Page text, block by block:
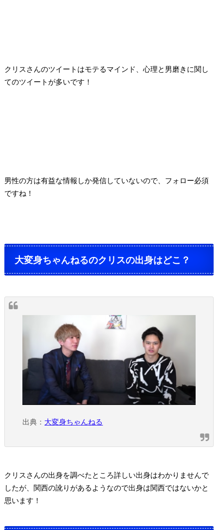
クリスさんのツイートはモテるマインド、心理と男磨きに関し
てのツイートが多いです！
男性の方は有益な情報しか発信していないので、フォロー必須
ですね！
大変身ちゃんねるのクリスの出身はどこ？
出典： 大変身ちゃんねる
クリスさんの出身を調べたところ詳しい出身はわかりませんで
したが、関西の訛りがあるようなので出身は関西ではないかと
思います！